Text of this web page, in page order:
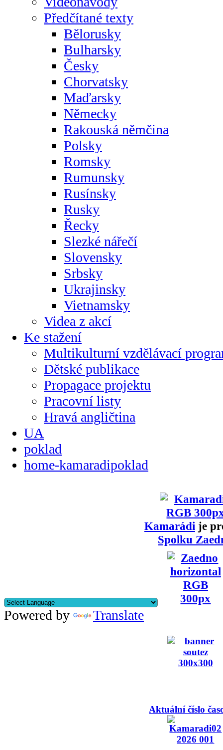
Předčítané texty
Bělorusky
Bulharsky
Česky
Chorvatsky
Maďarsky
Německy
Rakouská němčina
Polsky
Romsky
Rumunsky
Rusínsky
Rusky
Řecky
Slezké nářečí
Slovensky
Srbsky
Ukrajinsky
Vietnamsky
Videa z akcí
Ke stažení
Multikulturní vzdělávací
Dětské publikace
Propagace projektu
Pracovní listy
Hravá angličtina
UA
poklad
home-kamaradipoklad
Kamarádi je
Spolku
Powered by Translate
Aktuální číslo